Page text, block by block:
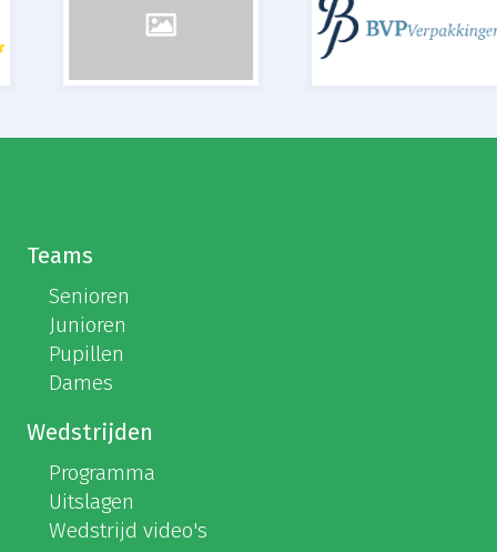
Teams
Senioren
Junioren
Pupillen
Dames
Wedstrijden
Programma
Uitslagen
Wedstrijd video's